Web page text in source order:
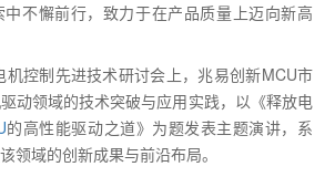
不懈前行，致力于在产品质量上迈向新高
控制先进技术研讨会上，兆易创新MCU市
动领域的技术突破与应用实践，以《释放电
的高性能驱动之道》为题发表主题演讲，系
领域的创新成果与前沿布局。